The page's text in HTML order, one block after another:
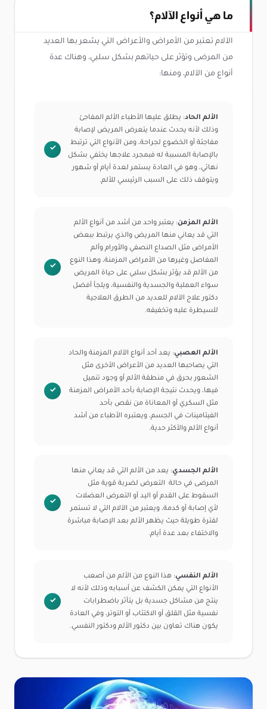
ما هي أنواع الآلام؟
الآلام تعتبر من الأمراض والأعراض التي يشعر بها العديد
من المرضى وتؤثر على حياتهم بشكل سلبي، وهناك عدة
أنواع من الآلام، ومنها:
الألم الحاد: يطلق عليها الأطباء الألم المفاجئ
وذلك لأنه يحدث عندما يتعرض المريض لإصابة
مفاجئة أو الخضوع لجراحة، ومن الأنواع التي ترتبط
بالإصابة المسببة له فبمجرد علاجها يختفي بشكل
نهائي، وهو في العادة يستمر لعدة أيام أو شهور
ويتوقف ذلك على السبب الرئيسي للألم.
الألم المزمن: يعتبر واحد من أشد من أنواع الألم
التي قد يعاني منها المريض والذي يرتبط ببعض
الأمراض مثل الصداع النصفي والأورام وألم
المفاصل وغيرها من الأمراض المزمنة، وهذا النوع
من الألم قد يؤثر بشكل سلبي على حياة المريض
سواء العملية والجسدية والنفسية، ويلجأ أفضل
دكتور علاج الآلام للعديد من الطرق العلاجية
للسيطرة عليه وتخفيفه.
الألم العصبي: يعد أحد أنواع الآلام المزمنة والحاد
التي يصاحبها العديد من الأعراض الأخرى مثل
الشعور بحرق في منطقة الألم أو وجود تنميل
فيها، ويحدث نتيجة الإصابة بأحد الأمراض المزمنة
مثل السكري أو المعاناة من نقص بأحد
الفيتامينات في الجسم، ويعتبره الأطباء من أشد
أنواع الألم والأكثر حدية.
الألم الجسدي: يعد من الألم التي قد يعاني منها
المرضى في حالة التعرض لضربة قوية مثل
السقوط على القدم أو اليد أو التعرض العضلات
لأي إصابة أو كدمة، ويعتبر من الآلام التي لا تستمر
لفترة طويلة حيث يظهر الألم بعد الإصابة مباشرة
والاختفاء بعد عدة أيام.
الألم النفسي: هذا النوع من الألم من أصعب
الأنواع التي يمكن الكشف عن أسبابه وذلك لأنه لا
ينتج من مشاكل جسدية بل يتأثر باضطرابات
نفسية مثل القلق أو الاكتئاب أو التوتر، وفي العادة
يكون هناك تعاون بين دكتور الألم ودكتور النفسي.